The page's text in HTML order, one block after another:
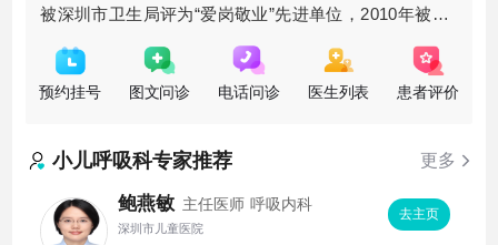
被深圳市卫生局评为“爱岗敬业”先进单位，2010年被深
圳市卫人委授予“构建
预约挂号 图文问诊 电话问诊 医生列表 患者评价
小儿呼吸科专家推荐 更多
鲍燕敏 主任医师 呼吸内科
深圳市儿童医院
去主页